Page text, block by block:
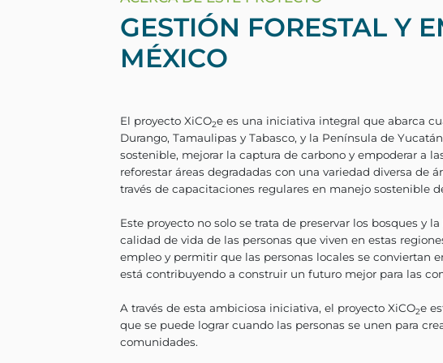
GESTIÓN FORESTAL Y
MÉXICO
El proyecto XiCO2e es una iniciativa
Durango, Tamaulipas y Tabasco, y la
sostenible, mejorar la captura de